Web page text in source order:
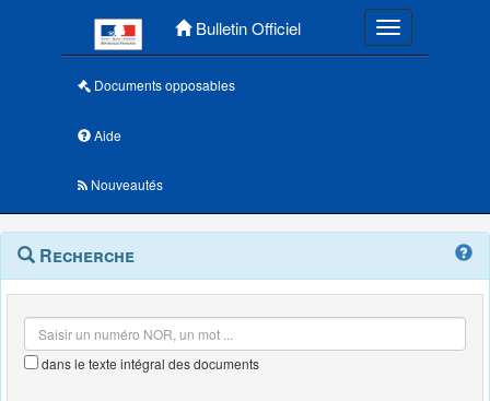
Bulletin Officiel Toggle
Documents opposables
Aide
Nouveautés
Navigation
outils
Menu
contextuel
Recherche
dans le texte intégral des documents